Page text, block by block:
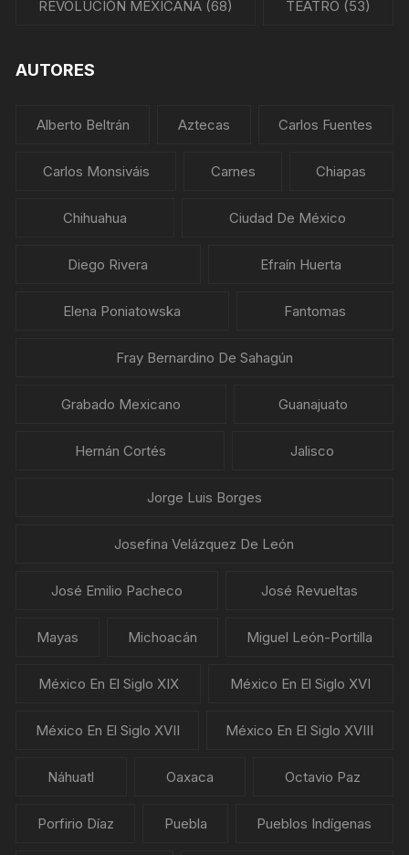
REVOLUCIÓN MEXICANA (68) TEATRO (53)
AUTORES
Alberto Beltrán Aztecas Carlos Fuentes
Carlos Monsiváis Carnes Chiapas
Chihuahua Ciudad De México
Diego Rivera Efraín Huerta
Elena Poniatowska Fantomas
Fray Bernardino De Sahagún
Grabado Mexicano Guanajuato
Hernán Cortés Jalisco
Jorge Luis Borges
Josefina Velázquez De León
José Emilio Pacheco José Revueltas
Mayas Michoacán Miguel León-Portilla
México En El Siglo XIX México En El Siglo XVI
México En El Siglo XVII México En El Siglo XVIII
Náhuatl Oaxaca Octavio Paz
Porfirio Díaz Puebla Pueblos Indígenas